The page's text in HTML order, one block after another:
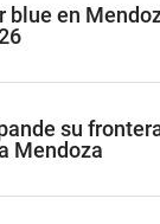
blue en
su
Mendoza